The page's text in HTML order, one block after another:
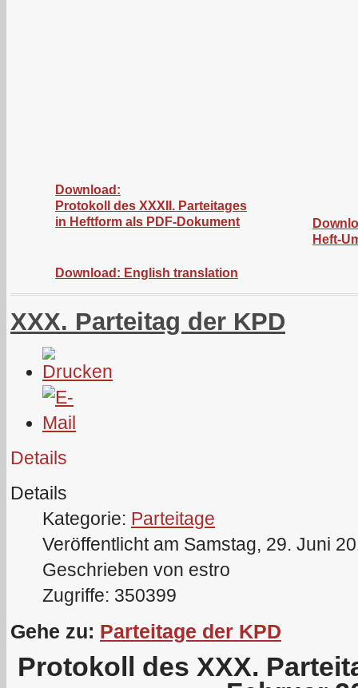
Download:
Protokoll des XXXII. Parteitages
in Heftform als PDF-Dokument
Download: English translation
Heft-
XXX. Parteitag der KPD
Details
Details
Kategorie: Parteitage
Veröffentlicht am Samstag, 29. Juni
Geschrieben von estro
Zugriffe: 350399
Gehe zu: Parteitage der KPD
Protokoll des XXX.